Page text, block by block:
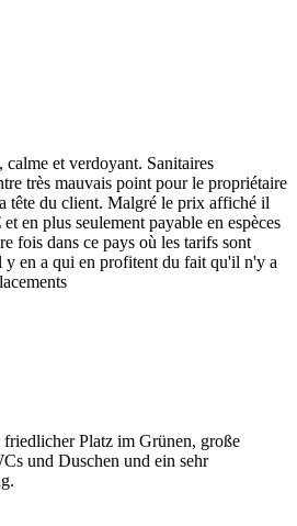
calme et verdoyant. Sanitaires
très mauvais point pour le propriétaire
tête du client. Malgré le prix affiché il
en plus seulement payable en espèces
fois dans ce pays où les tarifs sont
y en a qui en profitent du fait qu'il n'y a
Platz im Grünen, große
und Duschen und ein sehr